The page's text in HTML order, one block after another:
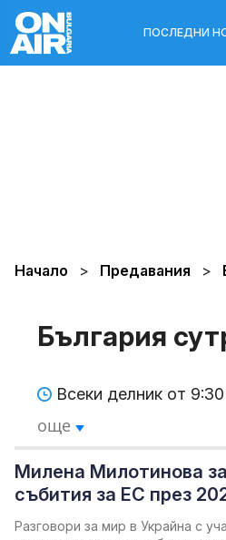
ПОСЛЕДНИ
Начало Предавания
България
Всеки делник от
още
Милена Милотинова
събития за ЕС през
Разговори за мир в Украйна с